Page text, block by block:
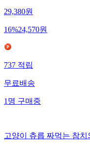
29,380원
16%24,570원
737적립
무료배송
1명구매중
고양이 츄릅 짜먹는 참치